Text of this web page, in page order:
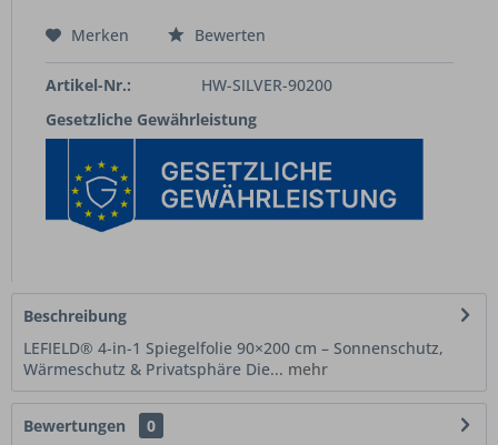
Merken Bewerten
Artikel-Nr.:
HW-SILVER-90200
Gesetzliche Gewährleistung
Beschreibung
LEFIELD® 4-in-1 Spiegelfolie 90×200 cm – Sonnenschutz,
Wärmeschutz & Privatsphäre Die... mehr
Bewertungen
0